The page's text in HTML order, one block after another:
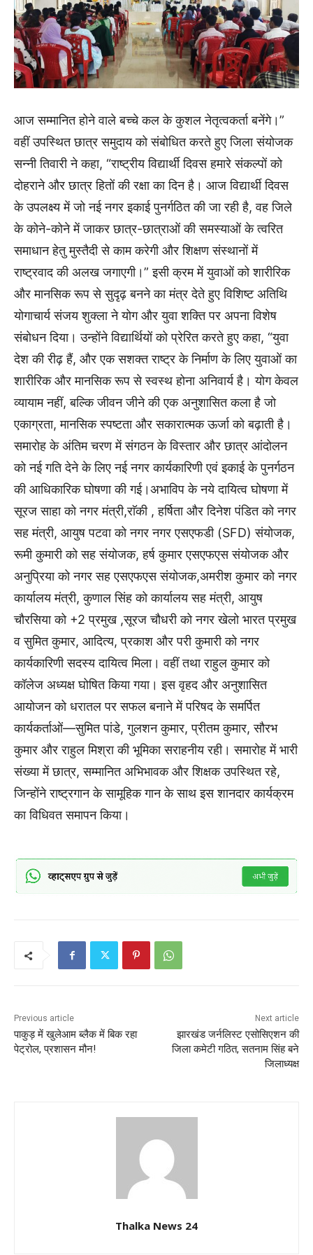
आज सम्मानित होने वाले बच्चे कल के कुशल नेतृत्वकर्ता बनेंगे।”
वहीं उपस्थित छात्र समुदाय को संबोधित करते हुए जिला संयोजक
सन्नी तिवारी ने कहा, “राष्ट्रीय विद्यार्थी दिवस हमारे संकल्पों को
दोहराने और छात्र हितों की रक्षा का दिन है। आज विद्यार्थी दिवस
के उपलक्ष्य में जो नई नगर इकाई पुनर्गठित की जा रही है, वह जिले
के कोने-कोने में जाकर छात्र-छात्राओं की समस्याओं के त्वरित
समाधान हेतु मुस्तैदी से काम करेगी और शिक्षण संस्थानों में
राष्ट्रवाद की अलख जगाएगी।” इसी क्रम में युवाओं को शारीरिक
और मानसिक रूप से सुदृढ़ बनने का मंत्र देते हुए विशिष्ट अतिथि
योगाचार्य संजय शुक्ला ने योग और युवा शक्ति पर अपना विशेष
संबोधन दिया। उन्होंने विद्यार्थियों को प्रेरित करते हुए कहा, “युवा
देश की रीढ़ हैं, और एक सशक्त राष्ट्र के निर्माण के लिए युवाओं का
शारीरिक और मानसिक रूप से स्वस्थ होना अनिवार्य है। योग केवल
व्यायाम नहीं, बल्कि जीवन जीने की एक अनुशासित कला है जो
एकाग्रता, मानसिक स्पष्टता और सकारात्मक ऊर्जा को बढ़ाती है।
समारोह के अंतिम चरण में संगठन के विस्तार और छात्र आंदोलन
को नई गति देने के लिए नई नगर कार्यकारिणी एवं इकाई के पुनर्गठन
की आधिकारिक घोषणा की गई।अभाविप के नये दायित्व घोषणा में
सूरज साहा को नगर मंत्री,राॅकी , हर्षिता और दिनेश पंडित को नगर
सह मंत्री, आयुष पटवा को नगर नगर एसएफडी (SFD) संयोजक,
रूमी कुमारी को सह संयोजक, हर्ष कुमार एसएफएस संयोजक और
अनुप्रिया को नगर सह एसएफएस संयोजक,अमरीश कुमार को नगर
कार्यालय मंत्री, कुणाल सिंह को कार्यालय सह मंत्री, आयुष
चौरसिया को +2 प्रमुख ,सूरज चौधरी को नगर खेलो भारत प्रमुख
व सुमित कुमार, आदित्य, प्रकाश और परी कुमारी को नगर
कार्यकारिणी सदस्य दायित्व मिला। वहीं तथा राहुल कुमार को
कॉलेज अध्यक्ष घोषित किया गया। इस वृहद और अनुशासित
आयोजन को धरातल पर सफल बनाने में परिषद के समर्पित
कार्यकर्ताओं—सुमित पांडे, गुलशन कुमार, प्रीतम कुमार, सौरभ
कुमार और राहुल मिश्रा की भूमिका सराहनीय रही। समारोह में भारी
संख्या में छात्र, सम्मानित अभिभावक और शिक्षक उपस्थित रहे,
जिन्होंने राष्ट्रगान के सामूहिक गान के साथ इस शानदार कार्यक्रम
का विधिवत समापन किया।
Previous article
पाकुड़ में खुलेआम ब्लैक में बिक रहा
पेट्रोल, प्रशासन मौन!
Next article
झारखंड जर्नलिस्ट एसोसिएशन की
जिला कमेटी गठित, सतनाम सिंह बने
जिलाध्यक्ष
Thalka News 24